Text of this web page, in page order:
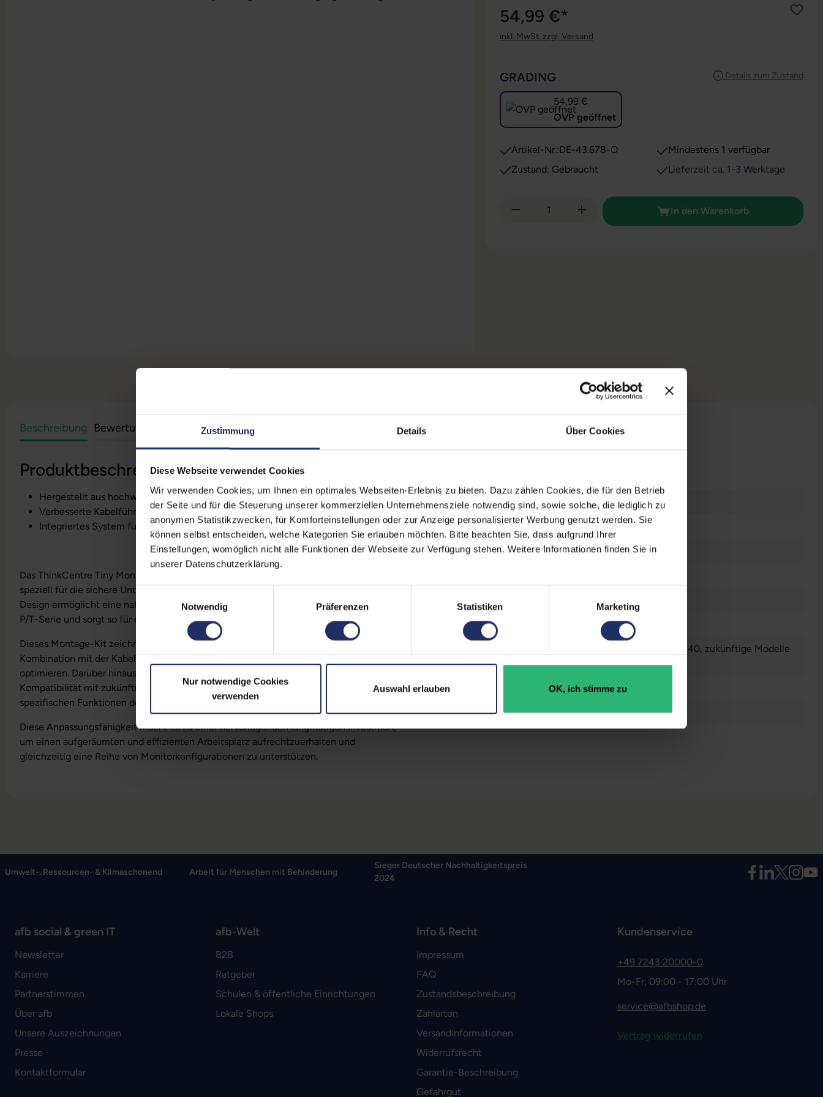
Zustimmung Details Über Cookies
Diese Webseite verwendet Cookies
Wir verwenden Cookies, um Ihnen ein optimales Webseiten-Erlebnis zu bieten. Dazu zählen Cookies, die für den Betrieb
der Seite und für die Steuerung unserer kommerziellen Unternehmensziele notwendig sind, sowie solche, die lediglich zu
anonymen Statistikzwecken, für Komforteinstellungen oder zur Anzeige personalisierter Werbung genutzt werden. Sie
können selbst entscheiden, welche Kategorien Sie erlauben möchten. Bitte beachten Sie, dass aufgrund Ihrer
Einstellungen, womöglich nicht alle Funktionen der Webseite zur Verfügung stehen. Weitere Informationen finden Sie in
unserer Datenschutzerklärung.
Notwendig
Präferenzen Statistiken Marketing
Nur notwendige Cookies
verwenden
Auswahl erlauben OK, ich stimme zu
54,99 €*
inkl. MwSt. zzgl. Versand
Details zum Zustand
GRADING
54,99 €
OVP geöffnet
Artikel-Nr.:DE-43.678-O
Zustand: Gebraucht
Mindestens 1 verfügbar
Lieferzeit ca. 1-3 Werktage
Produkt Anzahl: Gib den gewünschten Wert ein
In den Warenkorb
Beschreibung Bewertungen Sicherheit & Herstellerinformationen
Produktbeschreibung
Hergestellt aus hochwertigen, hitzebeständigen Materialien
Verbesserte Kabelführung
Integriertes System für ein aufgeräumtes, organisiertes Setup
Das ThinkCentre Tiny Montage-Kit ist eine praktische und vielseitige Lösung, die
speziell für die sichere Unterbringung des Tiny PC entwickelt wurde. Das innovative
Design ermöglicht eine nahtlose Befestigung an der Unterseite von Monitor-Armen der
P/T-Serie und sorgt so für eine ordentliche und platzsparende Einrichtung.
Dieses Montage-Kit zeichnet sich durch seine Flexibilität aus: Es kann einzeln oder in
Kombination mit der Kabelabdeckung verwendet werden, um die Kabelführung zu
optimieren. Darüber hinaus gewährleistet sein zukunftsweisendes Design die
Kompatibilität mit zukünftigen Monitoren der P/T-Serie, da es nicht auf die
spezifischen Funktionen des Monitorarms angewiesen ist.
Diese Anpassungsfähigkeit macht es zu einer hervorragenden langfristigen Investition,
um einen aufgeräumten und effizienten Arbeitsplatz aufrechtzuerhalten und
gleichzeitig eine Reihe von Monitorkonfigurationen zu unterstützen.
Grading: OVP geöffnet
Produkttyp: Montage-Kit
Farbe: Schwarz
Passend für Monitore der Serie P/T-40, zukünftige Modelle
und alle Tiny PCs
GTIN/EAN: 0195892118565
Herstellernummer: 4XF1R07369
Umwelt-, Ressourcen- & Klimaschonend Arbeit für Menschen mit Behinderung
Sieger Deutscher Nachhaltigkeitspreis
2024
afb social & green IT
Newsletter
Karriere
Partnerstimmen
Über afb
Unsere Auszeichnungen
Presse
Kontaktformular
afb-Welt
B2B
Ratgeber
Schulen & öffentliche Einrichtungen
Lokale Shops
Info & Recht
Impressum
FAQ
Zustandsbeschreibung
Zahlarten
Versandinformationen
Widerrufsrecht
Garantie-Beschreibung
Gefahrgut
Kundenservice
+49 7243 20000-0
Mo-Fr, 09:00 - 17:00 Uhr
service@afbshop.de
Vertrag widerrufen